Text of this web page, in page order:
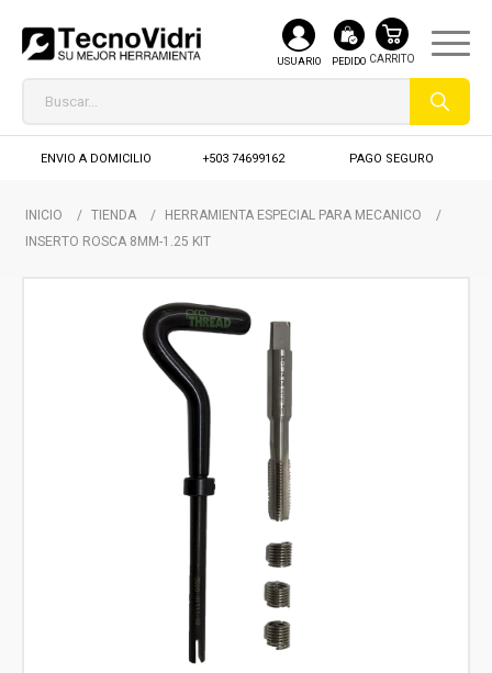
USUARIO PEDIDO
ENVIO A DOMICILIO +503 74699162 PAGO SEGURO
INICIO / TIENDA / HERRAMIENTA ESPECIAL PARA MECANICO
/
INSERTO ROSCA 8MM-1.25 KIT